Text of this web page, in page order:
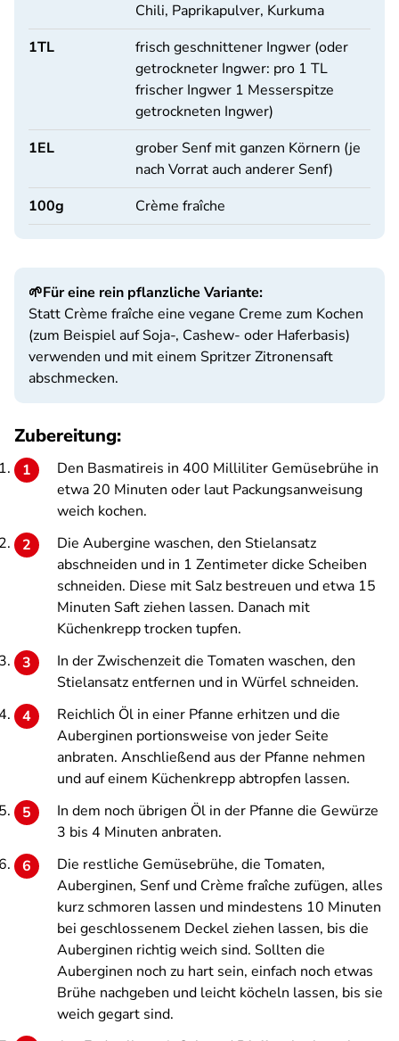
Chili, Paprikapulver, Kurkuma
1TL
frisch geschnittener Ingwer (oder
getrockneter Ingwer: pro 1 TL
frischer Ingwer 1 Messerspitze
getrockneten Ingwer)
1EL
grober Senf mit ganzen Körnern (je
nach Vorrat auch anderer Senf)
100g Crème fraîche
🌱Für eine rein pflanzliche Variante:
Statt Crème fraîche eine vegane Creme zum Kochen
(zum Beispiel auf Soja-, Cashew- oder Haferbasis)
verwenden und mit einem Spritzer Zitronensaft
abschmecken.
Zubereitung:
Den Basmatireis in 400 Milliliter Gemüsebrühe in
etwa 20 Minuten oder laut Packungsanweisung
weich kochen.
Die Aubergine waschen, den Stielansatz
abschneiden und in 1 Zentimeter dicke Scheiben
schneiden. Diese mit Salz bestreuen und etwa 15
Minuten Saft ziehen lassen. Danach mit
Küchenkrepp trocken tupfen.
In der Zwischenzeit die Tomaten waschen, den
Stielansatz entfernen und in Würfel schneiden.
Reichlich Öl in einer Pfanne erhitzen und die
Auberginen portionsweise von jeder Seite
anbraten. Anschließend aus der Pfanne nehmen
und auf einem Küchenkrepp abtropfen lassen.
In dem noch übrigen Öl in der Pfanne die Gewürze
3 bis 4 Minuten anbraten.
Die restliche Gemüsebrühe, die Tomaten,
Auberginen, Senf und Crème fraîche zufügen, alles
kurz schmoren lassen und mindestens 10 Minuten
bei geschlossenem Deckel ziehen lassen, bis die
Auberginen richtig weich sind. Sollten die
Auberginen noch zu hart sein, einfach noch etwas
Brühe nachgeben und leicht köcheln lassen, bis sie
weich gegart sind.